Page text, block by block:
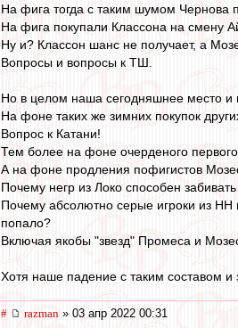
На фига тогда с таким шумом Чернова
На фига покупали Классона на смену
Ну и? Классон шанс не получает, а
Вопросы и вопросы к ТШ.
Но в целом наша сегодняшнее место и
На фоне таких же зимних покупок
Вопрос к Катани!
Тем более на фоне очерденого
А на фоне продления пофигистов
Почему негр из Локо способен
Почему абсолютно серые игроки из НН
попало?
Включая якобы "звезд" Промеса и
Хотя наше падение с таким составом
# razman » 03 апр 2022 00:31